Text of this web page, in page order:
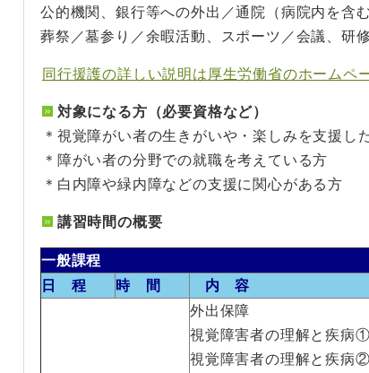
公的機関、銀行等への外出／通院（病院内を含
葬祭／墓参り／余暇活動、スポーツ／会議、研修
同行援護の詳しい説明は厚生労働省のホームペ
対象になる方（必要資格など）
＊視覚障がい者の生きがいや・楽しみを支援し
＊障がい者の分野での就職を考えている方
＊白内障や緑内障などの支援に関心がある方
講習時間の概要
一般課程
日 程
時 間 内 容
外出保障
視覚障害者の理解と疾病①
視覚障害者の理解と疾病②